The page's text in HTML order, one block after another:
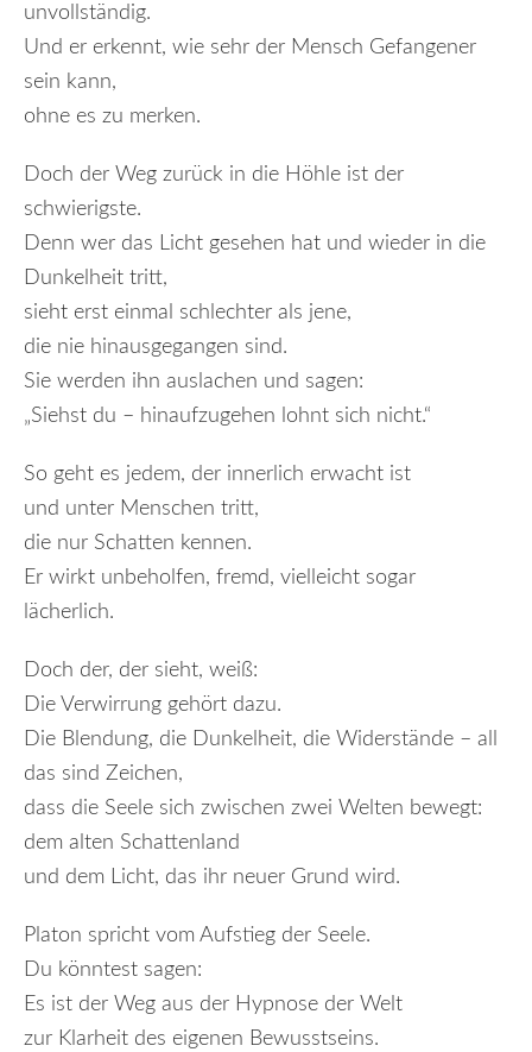
unvollständig.
Und er erkennt, wie sehr der Mensch Gefangener
sein kann,
ohne es zu merken.
Doch der Weg zurück in die Höhle ist der
schwierigste.
Denn wer das Licht gesehen hat und wieder in die
Dunkelheit tritt,
sieht erst einmal schlechter als jene,
die nie hinausgegangen sind.
Sie werden ihn auslachen und sagen:
„Siehst du – hinaufzugehen lohnt sich nicht.“
So geht es jedem, der innerlich erwacht ist
und unter Menschen tritt,
die nur Schatten kennen.
Er wirkt unbeholfen, fremd, vielleicht sogar
lächerlich.
Doch der, der sieht, weiß:
Die Verwirrung gehört dazu.
Die Blendung, die Dunkelheit, die Widerstände – all
das sind Zeichen,
dass die Seele sich zwischen zwei Welten bewegt:
dem alten Schattenland
und dem Licht, das ihr neuer Grund wird.
Platon spricht vom Aufstieg der Seele.
Du könntest sagen:
Es ist der Weg aus der Hypnose der Welt
zur Klarheit des eigenen Bewusstseins.